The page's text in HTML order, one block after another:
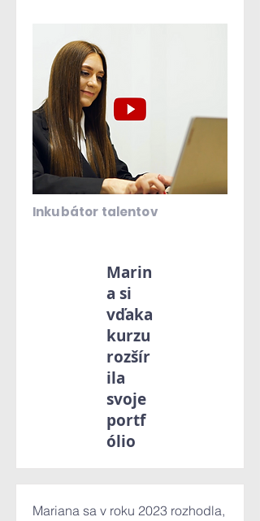
Inkubátor talentov
Marin
a si
vďaka
kurzu
rozšír
ila
svoje
portf
ólio
Mariana sa v roku 2023 rozhodla,